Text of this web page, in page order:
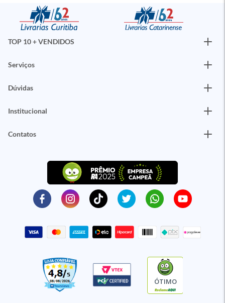
TOP 10 + VENDIDOS
Serviços
Dúvidas
Institucional
Contatos
ÓTIMO